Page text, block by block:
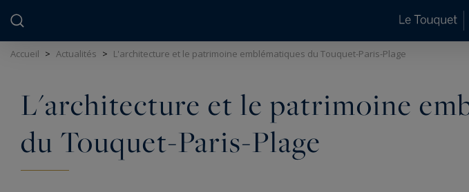
Accueil > Actualités > L'architecture et le patrimoine emblématiques du Touquet-Paris-Plage
L'architecture et le patrimoine
du Touquet-Paris-Plage